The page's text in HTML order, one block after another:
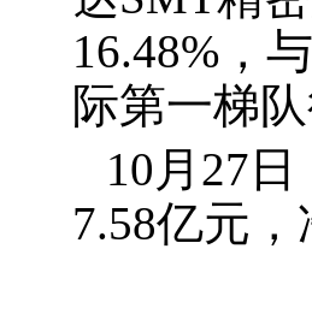
16.48%，
际第一梯队
10月27
7.58亿元